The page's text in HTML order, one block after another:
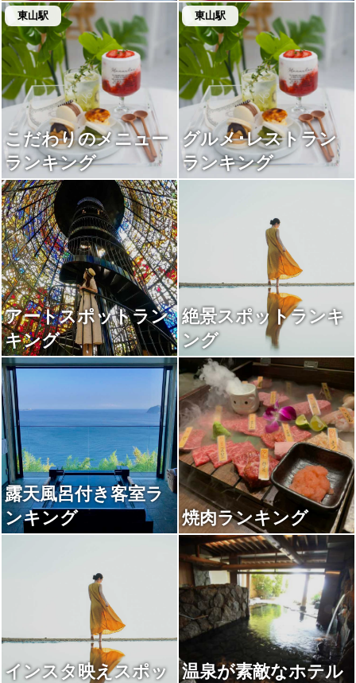
東山駅
こだわりのメニュー
ランキング
東山駅
グルメ･レストラン
ランキング
アートスポットラン
キング
絶景スポットランキ
ング
露天風呂付き客室ラ
ンキング
焼肉ランキング
インスタ映えスポッ
温泉が素敵なホテル